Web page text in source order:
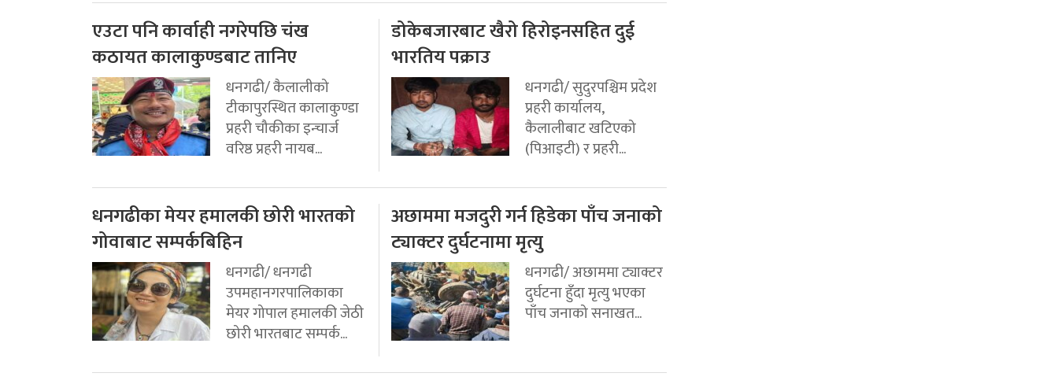
एउटा पनि कार्वाही नगरेपछि चंख
कठायत कालाकुण्डबाट तानिए
धनगढी/ कैलालीको
टीकापुरस्थित कालाकुण्डा
प्रहरी चौकीका इन्चार्ज
वरिष्ठ प्रहरी नायब...
डोकेबजारबाट खैरो हिरोइनसहित दुई
भारतिय पक्राउ
धनगढी/ सुदुरपश्चिम प्रदेश
प्रहरी कार्यालय,
कैलालीबाट खटिएको
(पिआइटी) र प्रहरी...
धनगढीका मेयर हमालकी छोरी भारतको
गोवाबाट सम्पर्कबिहिन
धनगढी/ धनगढी
उपमहानगरपालिकाका
मेयर गोपाल हमालकी जेठी
छोरी भारतबाट सम्पर्क...
अछाममा मजदुरी गर्न हिडेका पाँच जनाको
ट्याक्टर दुर्घटनामा मृत्यु
धनगढी/ अछाममा ट्याक्टर
दुर्घटना हुँदा मृत्यु भएका
पाँच जनाको सनाखत...